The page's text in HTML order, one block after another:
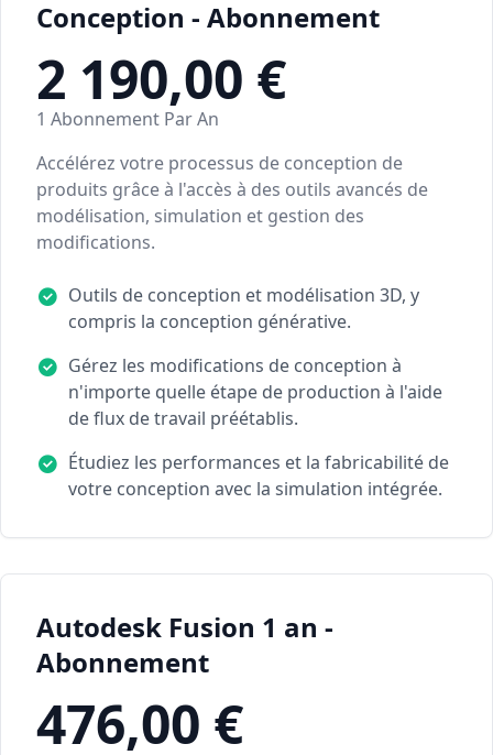
Conception - Abonnement
2 190,00 €
1 Abonnement Par An
Accélérez votre processus de conception de
produits grâce à l'accès à des outils avancés de
modélisation, simulation et gestion des
modifications.
Outils de conception et modélisation 3D, y
compris la conception générative.
Gérez les modifications de conception à
n'importe quelle étape de production à l'aide
de flux de travail préétablis.
Étudiez les performances et la fabricabilité de
votre conception avec la simulation intégrée.
Autodesk Fusion 1 an -
Abonnement
476,00 €